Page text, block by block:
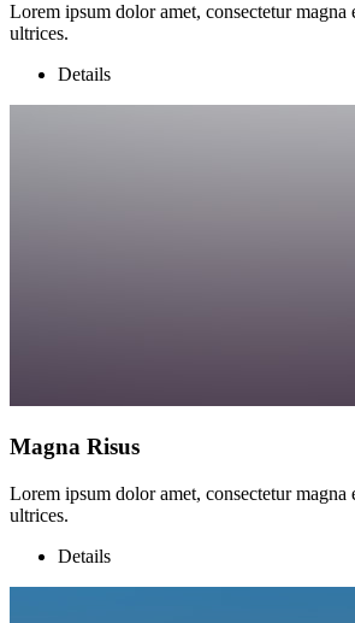
Lorem ipsum dolor amet, consectetur magna
ultrices.
Details
Magna Risus
Lorem ipsum dolor amet, consectetur magna
ultrices.
Details